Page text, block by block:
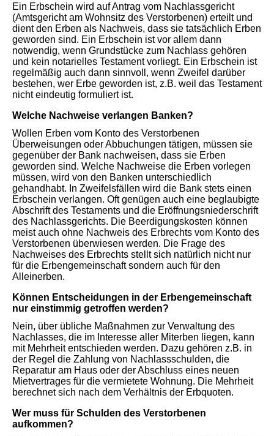
Ein Erbschein wird auf Antrag vom Nachlassgericht
(Amtsgericht am Wohnsitz des Verstorbenen) erteilt und
dient den Erben als Nachweis, dass sie tatsächlich Erben
geworden sind. Ein Erbschein ist vor allem dann
notwendig, wenn Grundstücke zum Nachlass gehören
und kein notarielles Testament vorliegt. Ein Erbschein ist
regelmäßig auch dann sinnvoll, wenn Zweifel darüber
bestehen, wer Erbe geworden ist, z.B. weil das Testament
nicht eindeutig formuliert ist.
Welche Nachweise verlangen Banken?
Wollen Erben vom Konto des Verstorbenen
Überweisungen oder Abbuchungen tätigen, müssen sie
gegenüber der Bank nachweisen, dass sie Erben
geworden sind. Welche Nachweise die Erben vorlegen
müssen, wird von den Banken unterschiedlich
gehandhabt. In Zweifelsfällen wird die Bank stets einen
Erbschein verlangen. Oft genügen auch eine beglaubigte
Abschrift des Testaments und die Eröffnungsniederschrift
des Nachlassgerichts. Die Beerdigungskosten können
meist auch ohne Nachweis des Erbrechts vom Konto des
Verstorbenen überwiesen werden. Die Frage des
Nachweises des Erbrechts stellt sich natürlich nicht nur
für die Erbengemeinschaft sondern auch für den
Alleinerben.
Können Entscheidungen in der Erbengemeinschaft
nur einstimmig getroffen werden?
Nein, über übliche Maßnahmen zur Verwaltung des
Nachlasses, die im Interesse aller Miterben liegen, kann
mit Mehrheit entschieden werden. Dazu gehören z.B. in
der Regel die Zahlung von Nachlassschulden, die
Reparatur am Haus oder der Abschluss eines neuen
Mietvertrages für die vermietete Wohnung. Die Mehrheit
berechnet sich nach dem Verhältnis der Erbquoten.
Wer muss für Schulden des Verstorbenen
aufkommen?